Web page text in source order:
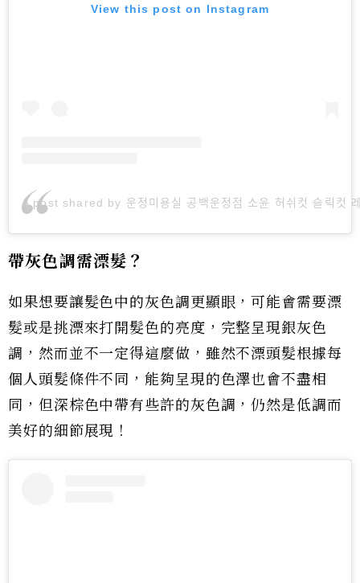
View this post on Instagram
A post shared by 운정미용실 공백운정점 소윤 허쉬컷 슬릭컷
帶灰色調需漂髮？
如果想要讓髮色中的灰色調更顯眼，可能會需要漂
髮或是挑漂來打開髮色的亮度，完整呈現銀灰色
調，然而並不一定得這麼做，雖然不漂頭髮根據每
個人頭髮條件不同，能夠呈現的色澤也會不盡相
同，但深棕色中帶有些許的灰色調，仍然是低調而
美好的細節展現！